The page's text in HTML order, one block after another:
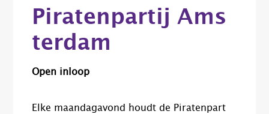
Piratenpartij Ams
terdam
Open inloop
Elke maandagavond houdt de Piratenpart